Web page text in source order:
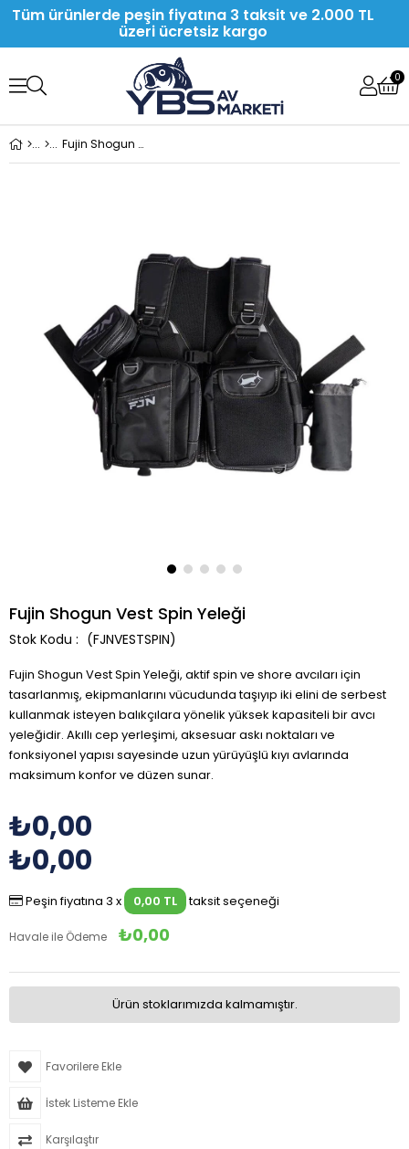
Tüm ürünlerde peşin fiyatına 3 taksit ve 2.000 TL
üzeri ücretsiz kargo
0
Fujin Shogun Vest Spin Yeleği
Fujin Shogun Vest Spin Yeleği
(FJNVESTSPIN)
Fujin Shogun Vest Spin Yeleği, aktif spin ve shore avcıları için
tasarlanmış, ekipmanlarını vücudunda taşıyıp iki elini de serbest
kullanmak isteyen balıkçılara yönelik yüksek kapasiteli bir avcı
yeleğidir. Akıllı cep yerleşimi, aksesuar askı noktaları ve
fonksiyonel yapısı sayesinde uzun yürüyüşlü kıyı avlarında
maksimum konfor ve düzen sunar.
₺0,00
₺0,00
Peşin fiyatına 3 x 0,00 TL taksit seçeneği
Havale ile Ödeme ₺0,00
Ürün stoklarımızda kalmamıştır.
Favorilere Ekle
İstek Listeme Ekle
Karşılaştır